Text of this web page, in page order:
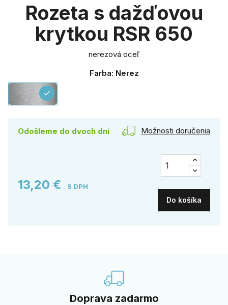
Rozeta s dažďovou
krytkou RSR 650
nerezová oceľ
Farba: Nerez
Nerez
check
Odošleme do dvoch dní Možnosti doručenia
13,20 € S DPH
Do košíka
Doprava zadarmo